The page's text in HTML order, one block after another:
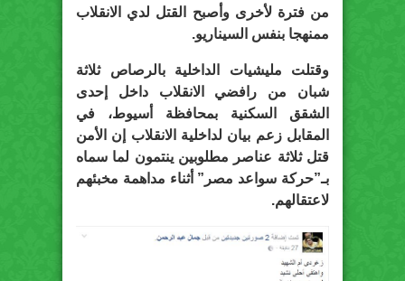
من فترة لأخرى وأصبح القتل لدي الانقلاب
ممنهجا بنفس السيناريو.
وقتلت مليشيات الداخلية بالرصاص ثلاثة
شبان من رافضي الانقلاب داخل إحدى
الشقق السكنية بمحافظة أسيوط، في
المقابل زعم بيان لداخلية الانقلاب إن الأمن
قتل ثلاثة عناصر مطلوبين ينتمون لما سماه
بـ”حركة سواعد مصر” أثناء مداهمة مخبئهم
لاعتقالهم.